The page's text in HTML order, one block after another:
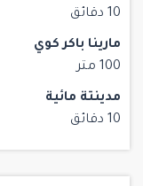
10 دقائق
مارينا باكر كوي
100 متر
مدينتة مائية
10 دقائق